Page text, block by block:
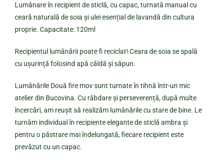
Lumânare în recipient de sticlă, cu capac, turnată manual cu
ceară naturală de soia și ulei esențial de lavandă din cultura
proprie. Capacitate: 120ml
Recipientul lumânării poate fi reciclat! Ceara de soia se spală
cu ușurință folosind apă căldă și săpun.
Lumânările Două fire mov sunt turnate în tihnă într-un mic
atelier din Bucovina. Cu răbdare și perseverență, după multe
încercări, am reușit să realizăm lumânările cu stare de bine. Le
turnăm individual în recipiente elegante de sticlă ambra și
pentru o păstrare mai îndelungată, fiecare recipient este
prevăzut cu un capac.